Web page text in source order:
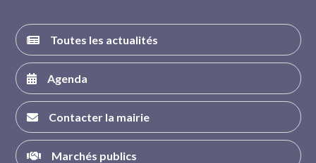
Toutes les actualités
Agenda
Contacter la mairie
Marchés publics